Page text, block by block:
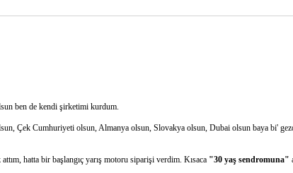
ben de kendi şirketimi kurdum.
Çek Cumhuriyeti olsun, Almanya olsun, Slovakya olsun, Dubai olsun baya bi'
hatta bir başlangıç yarış motoru siparişi verdim. Kısaca "30 yaş sendromuna"